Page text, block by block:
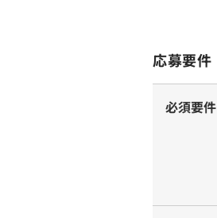
応募要件
必須要件